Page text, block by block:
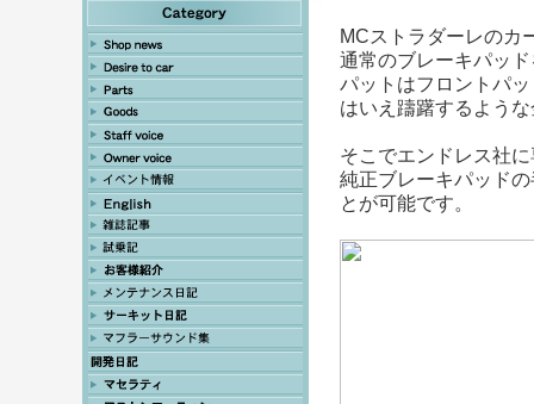
MCストラダーレのカ
通常のブレーキパッ
パットはフロントパ
はいえ躊躇するよう
そこでエンドレス社
純正ブレーキパッド
とが可能です。